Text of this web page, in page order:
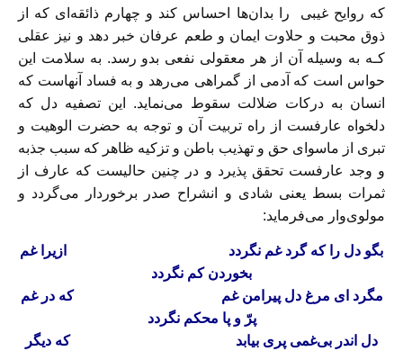
که روایح غیبی ‌ ‌را بدان‌ها احساس‌ کند‌ و چهارم‌ ذائقه‌ای که از
ذوق محبت‌ و حلاوت‌ ایمان‌ و طعم عرفان خبر دهد و نیز عقلی
کـه به وسیله آن از هر معقولی نفعی بدو رسد. به سلامت این
حواس است‌ که‌ آدمی‌ از گمراهی می‌رهد و به فساد آنهاست که
انسان‌ به‌ درکات ضلالت سقوط می‌نماید. این تصفیه دل که
دلخواه عارفست از راه تربیت آن و توجه به حضرت الوهیت و
تبری‌ از‌ ماسوای‌ حق و تهذیب باطن و تزکیه ظاهر که سبب جذبه
و وجد عارفست‌ تحقق پذیرد و در چنین حالیست که عارف از
ثمرات بسط یعنی شادی و انشراح صدر برخوردار می‌گردد و
مولوی‌وار می‌فرماید‌:
بگو‌ دل‌ را که گرد غم نگردد
ازیرا غم
بخوردن کم نگردد
مگرد ای‌ مرغ‌ دل پیرامن غم‌که در غم
پرّ و پا محکم نگردد
دل اندر بی‌غمی پری بیابد که‌ دیگر‌